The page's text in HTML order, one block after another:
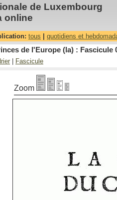
de Luxembourg
online
tous quotidiens et
de l'Europe (la) : Fascicule
Fascicule
Zoom